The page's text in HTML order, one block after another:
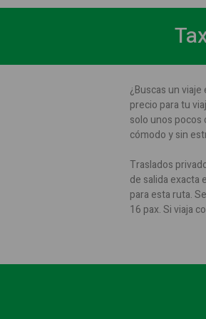
¿Buscas un
precio para tu
solo unos pocos
cómodo y sin
Traslados
de salida exacta
para esta ruta.
16 pax. Si viaja